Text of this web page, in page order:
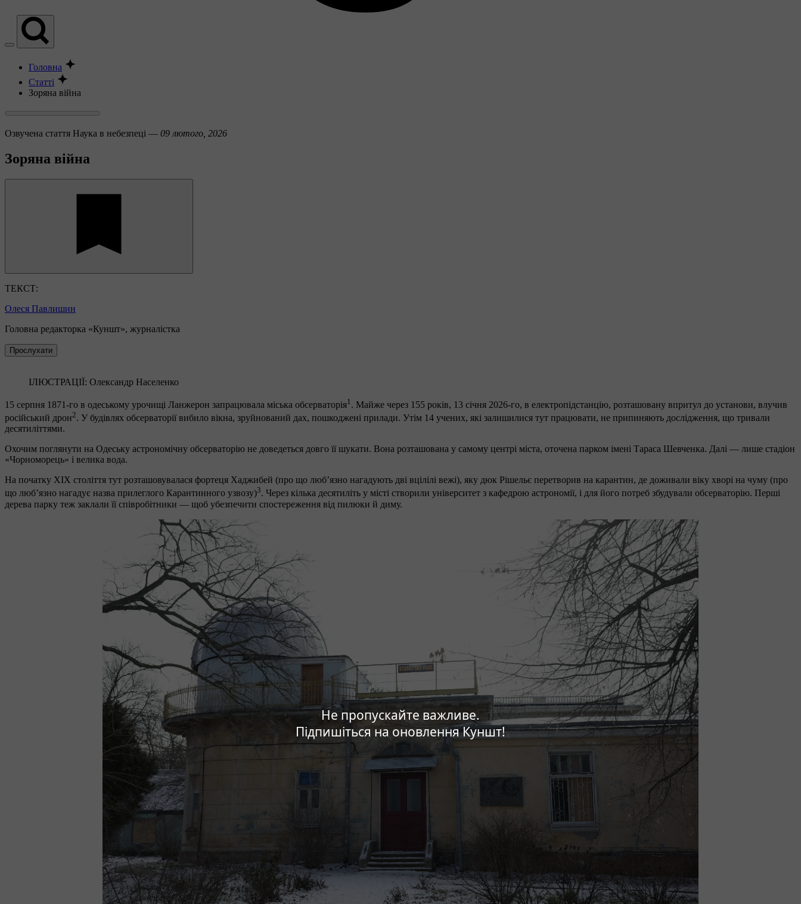
Не пропускайте важливе.
Підпишіться на оновлення Куншт!
Головна
Статті
Зоряна війна
Озвучена стаття Наука в небезпеці — 09 лютого, 2026
Зоряна війна
ТЕКСТ:
Олеся Павлишин
Головна редакторка «Куншт», журналістка
Прослухати
ІЛЮСТРАЦІЇ: Олександр Населенко
15 серпня 1871-го в одеському урочищі Ланжерон запрацювала міська обсерваторія1 . Майже через 155 років, 13 січня 2026-го, в електропідстанцію, розташовану впритул до установи, влучив
російський дрон2. У будівлях обсерваторії вибило вікна, зруйнований дах, пошкоджені прилади. Утім 14 учених, які залишилися тут працювати, не припиняють дослідження, що тривали
десятиліттями.
Охочим поглянути на Одеську астрономічну обсерваторію не доведеться довго її шукати. Вона розташована у самому центрі міста, оточена парком імені Тараса Шевченка. Далі — лише стадіон
«Чорноморець» і велика вода.
На початку ХІХ століття тут розташовувалася фортеця Хаджибей (про що любʼязно нагадують дві вцілілі вежі), яку дюк Рішельє перетворив на карантин, де доживали віку хворі на чуму (про
що любʼязно нагадує назва прилеглого Карантинного узвозу)3. Через кілька десятиліть у місті створили університет з кафедрою астрономії, і для його потреб збудували обсерваторію. Перші
дерева парку теж заклали її співробітники — щоб убезпечити спостереження від пилюки й диму.